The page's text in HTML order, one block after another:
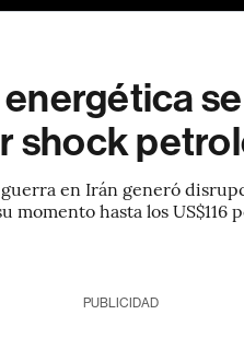
shock
en Irán generó
hasta los US$116
PUBLICIDAD